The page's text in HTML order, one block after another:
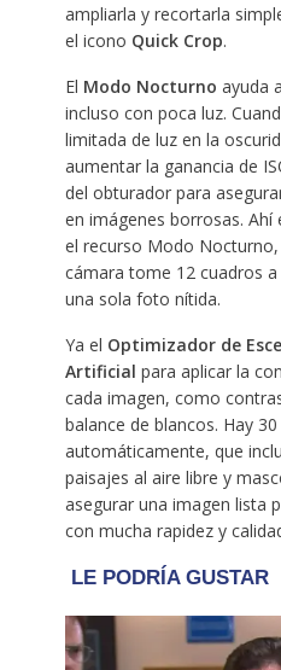
ampliarla y recortarla
el icono Quick Crop.
El Modo Nocturno ayuda
incluso con poca luz.
limitada de luz en la
aumentar la ganancia de
del obturador para
en imágenes borrosas.
el recurso Modo
cámara tome 12 cuadros
una sola foto nítida.
Ya el Optimizador de
Artificial para aplicar la
cada imagen, como
balance de blancos. Hay
automáticamente, que
paisajes al aire libre y
asegurar una imagen lista
con mucha rapidez y